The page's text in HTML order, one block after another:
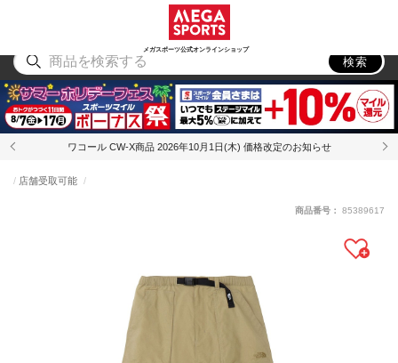
メガスポーツ公式オンラインショップ
アウトドア
検索
ワコール CW-X商品 2026年10月1日(木) 価格改定のお知らせ
店舗受取可能
商品番号： 85389617